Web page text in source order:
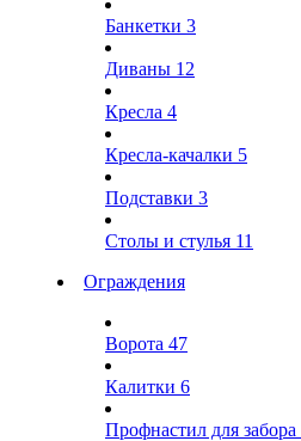
Банкетки 3
Диваны 12
Кресла 4
Кресла-качалки 5
Подставки 3
Столы и стулья 11
Ограждения
Ворота 47
Калитки 6
Профнастил для забора